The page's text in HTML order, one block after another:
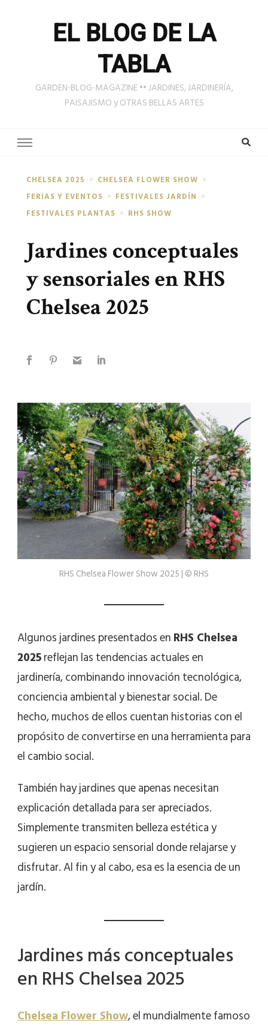
EL BLOG DE LA
TABLA
GARDEN-BLOG-MAGAZINE •• JARDINES, JARDINERÍA,
PAISAJISMO y OTRAS BELLAS ARTES
CHELSEA 2025
CHELSEA FLOWER SHOW
FERIAS Y EVENTOS
FESTIVALES JARDÍN
FESTIVALES PLANTAS
RHS SHOW
Jardines conceptuales
y sensoriales en RHS
Chelsea 2025
RHS Chelsea Flower Show 2025 | © RHS
Algunos jardines presentados enRHS Chelsea
2025reflejan las tendencias actuales en
jardinería, combinando innovación tecnológica,
conciencia ambiental y bienestar social. De
hecho, muchos de ellos cuentan historias con el
propósito de convertirse en una herramienta para
el cambio social.
También hay jardines que apenas necesitan
explicación detallada para ser apreciados.
Simplemente transmiten belleza estética y
sugieren un espacio sensorial donde relajarse y
disfrutar. Al fin y al cabo, esa es la esencia de un
jardín.
Jardines más conceptuales
en RHS Chelsea 2025
Chelsea Flower Show, el mundialmente famoso